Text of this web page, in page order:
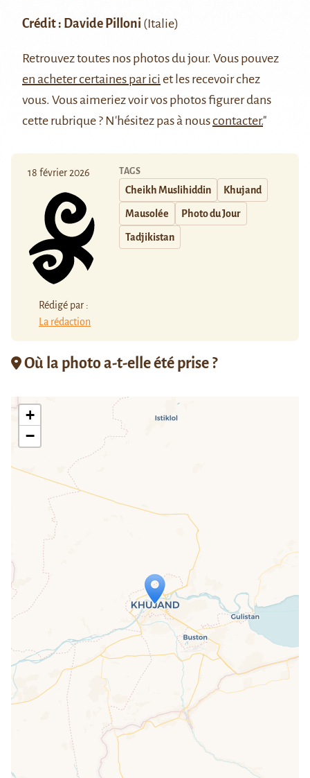
Crédit : Davide Pilloni (Italie)
Retrouveztoutes nos photos du jour. Vous pouvez
en acheter certaines par ici et les recevoir chez
vous. Vous aimeriez voir vos photos figurer dans
cette rubrique ? N'hésitez pas à nouscontacter."
18 février 2026
Rédigé par :
La rédaction
TAGS
Cheikh Muslihiddin Khujand
Mausolée Photo du Jour
Tadjikistan
Où la photo a-t-elle été prise ?
Travelers' Map is loading...
If you see this after your page is
loaded completely, leafletJS files are
missing.
+
−